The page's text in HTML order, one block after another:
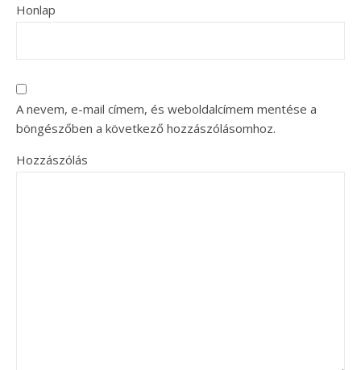
Honlap
A nevem, e-mail címem, és weboldalcímem mentése a
böngészőben a következő hozzászólásomhoz.
Hozzászólás